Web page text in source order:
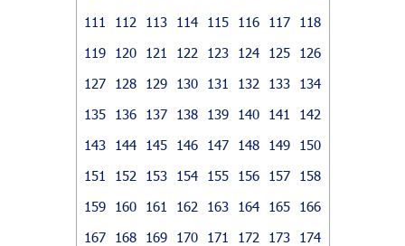
111
112 113 114 115 116 117
118
119
120 121 122 123 124 125
126
127
128 129 130 131 132 133
134
135
136 137 138 139 140 141
142
143
144 145 146 147 148 149
150
151
152 153 154 155 156 157
158
159
160 161 162 163 164 165
166
167
168 169 170 171 172 173
174